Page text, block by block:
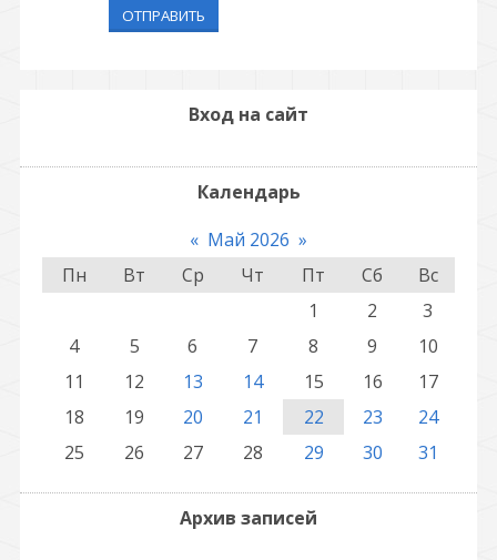
ОТПРАВИТЬ
Вход на сайт
Календарь
« Май 2026 »
Пн
Вт Ср Чт Пт Сб
Вс
1
2
3
4
5 6 7 8 9
10
11
12 13 14 15 16
17
18
19 20 21 22 23
24
25
26 27 28 29 30 31
Архив записей